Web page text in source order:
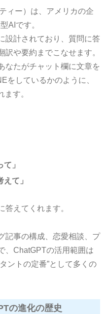
ィー）は、アメリカの企
AIです。
設計されており、質問に答
訳や要約までこなせます。
なたがチャット欄に文章を
をしているかのように、
す。
」
て」
答えてくれます。
記事の構成、恋愛相談、プ
、ChatGPTの活用範囲は
ントの定番”として多くの
の進化の歴史